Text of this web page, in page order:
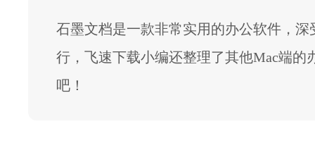
石墨文档是一款非常实用的办公软件，
行，飞速下载小编还整理了其他Mac端的
吧！